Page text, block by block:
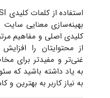
بهینه‌سازی معنایی
کلیدی اصلی و مفاهیم
از محتوایتان را
غنی‌تر و مفیدتر برای
به یاد داشته باشید که
به نیاز کاربر به